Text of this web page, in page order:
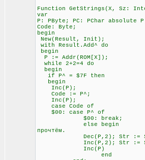
Function GetStrings(X, Sz:
var
P: PByte; PC: PChar absolute
Code: Byte;
begin
New(Result, Init);
with Result.Add^ do
begin
P := Addr(ROM[X]);
while 2+2=4 do \\
begin
if P^ = $7F then \\
begin
Inc(P); \\
Code := P^;
Inc(P);
case Code of
$00: case P^ of
$00: break; \\ А за
else begin \\ Если за
прочтём.
Dec(P,2); Str := Str
Inc(P,2); Str := Str
Inc(P)
end